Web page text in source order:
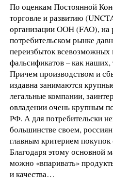
По оценкам Постоянной
торговле и развитию
организации ООН (FАО), на
потребительском рынке
переизбыток всевозможных
фальсификатов – как
Причем производством и
издавна занимаются
легальные компании,
овладении очень крупным
РФ. А для потребительски
большинстве своем,
главным критерием покупок
Благодаря этому основной
можно «впаривать»
и качества…